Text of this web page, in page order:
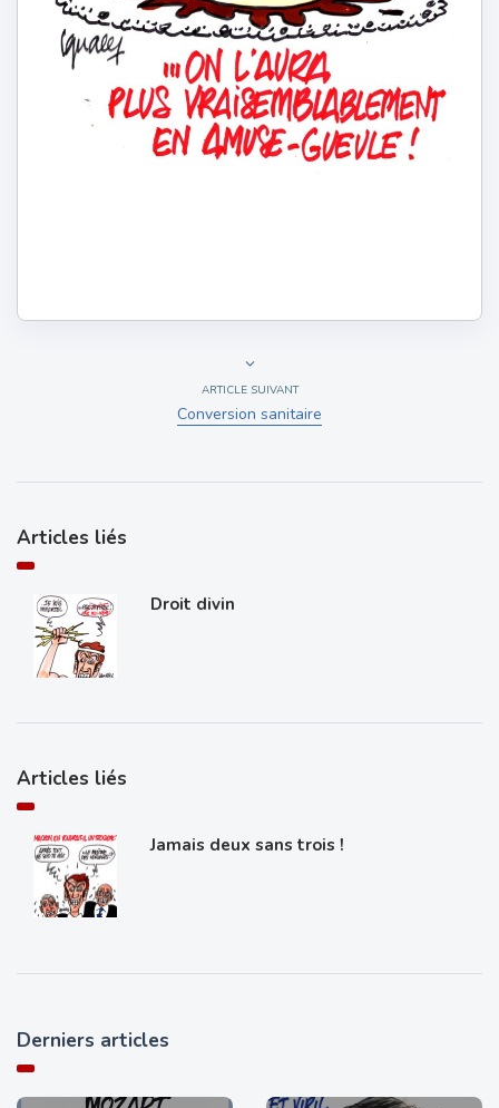
ARTICLE SUIVANT
Conversion sanitaire
Articles liés
Droit divin
Articles liés
Jamais deux sans trois !
Derniers articles